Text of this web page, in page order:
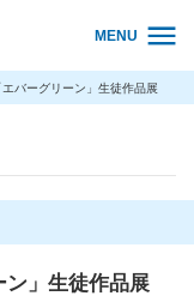
MENU
バーグリーン」生徒作品展
ン」生徒作品展